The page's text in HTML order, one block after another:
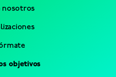
nosotros
objetivos